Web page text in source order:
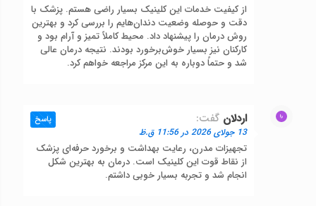
از کیفیت خدمات این کلینیک بسیار راضی هستم. پزشک با
دقت و حوصله وضعیت دندان‌هایم را بررسی کرد و بهترین
روش درمان را پیشنهاد داد. محیط کاملاً تمیز و آرام بود و
کارکنان نیز بسیار خوش‌برخورد بودند. نتیجه درمان عالی
شد و حتماً دوباره به این مرکز مراجعه خواهم کرد.
اردلان گفت:
13 جولای 2026 در 11:56 ق.ظ
تجهیزات مدرن، رعایت بهداشت و برخورد حرفه‌ای پزشک
از نقاط قوت این کلینیک است. درمان به بهترین شکل
انجام شد و تجربه بسیار خوبی داشتم.
پاسخ